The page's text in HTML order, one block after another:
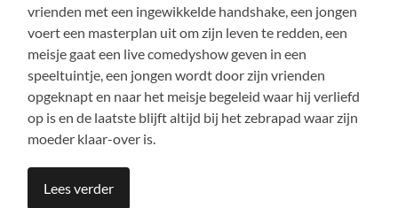
vrienden met een ingewikkelde handshake, een jongen
voert een masterplan uit om zijn leven te redden, een
meisje gaat een live comedyshow geven in een
speeltuintje, een jongen wordt door zijn vrienden
opgeknapt en naar het meisje begeleid waar hij verliefd
op is en de laatste blijft altijd bij het zebrapad waar zijn
moeder klaar-over is.
Lees verder